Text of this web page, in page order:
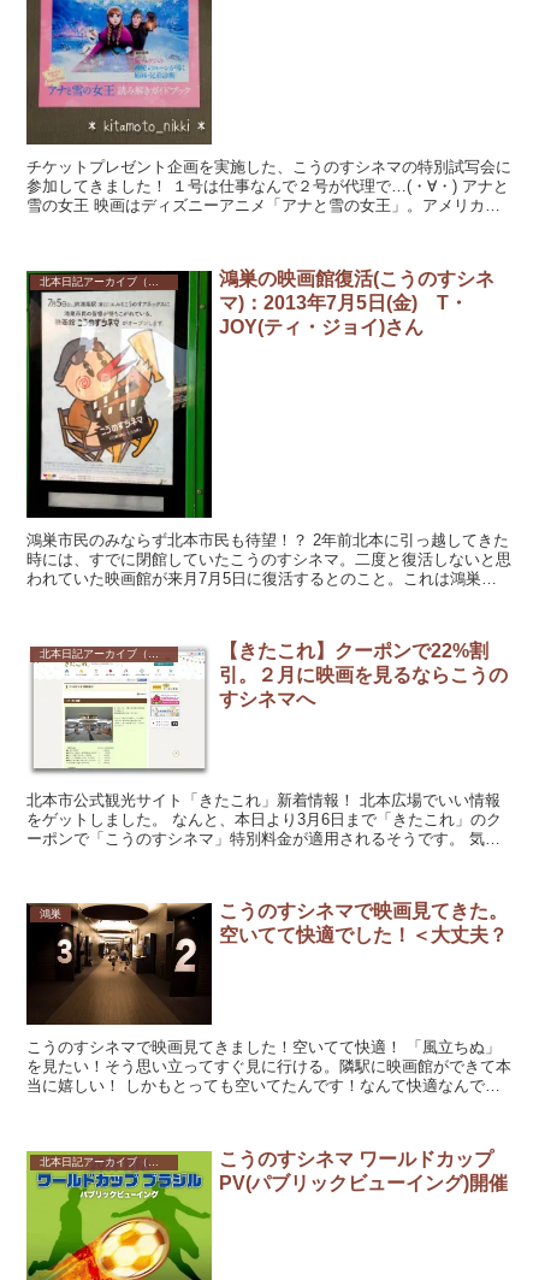
チケットプレゼント企画を実施した、こうのすシネマの特別試写会に
参加してきました！ １号は仕事なんで２号が代理で…(・∀・) アナと
雪の女王 映画はディズニーアニメ「アナと雪の女王」。アメリカで
鴻巣の映画館復活(こうのすシネ
マ)：2013年7月5日(金) T・
JOY(ティ・ジョイ)さん
鴻巣市民のみならず北本市民も待望！？ 2年前北本に引っ越してきた
時には、すでに閉館していたこうのすシネマ。二度と復活しないと思
われていた映画館が来月7月5日に復活するとのこと。これは鴻巣市
北本日記アーカイブ（記録保存）
【きたこれ】クーポンで22%割
引。２月に映画を見るならこうの
すシネマへ
北本市公式観光サイト「きたこれ」新着情報！ 北本広場でいい情報
をゲットしました。 なんと、本日より3月6日まで「きたこれ」のク
ーポンで「こうのすシネマ」特別料金が適用されるそうです。 気に
鴻巣
こうのすシネマで映画見てきた。
空いてて快適でした！＜大丈夫？
こうのすシネマで映画見てきました！空いてて快適！ 「風立ちぬ」
を見たい！そう思い立ってすぐ見に行ける。隣駅に映画館ができて本
当に嬉しい！ しかもとっても空いてたんです！なんて快適なんでし
こうのすシネマ ワールドカップ
PV(パブリックビューイング)開催